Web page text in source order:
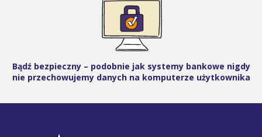
Bądź bezpieczny – podobnie jak systemy bankowe nigdy
nie przechowujemy danych na komputerze użytkownika